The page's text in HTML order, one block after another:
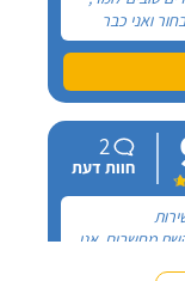
ואני כבר
בשירותיו.
תיקונים
הנייד והנייח
הוא תמיד
ויגיע לביתי
איתו.
2
חוות דעת
מחשבים, אני